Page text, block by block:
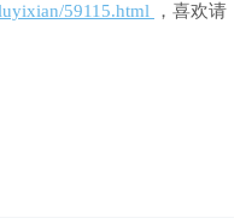
59115.html
，喜欢请